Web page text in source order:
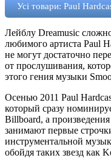
Усі товари: Paul
Лейблу Dreamusic
любимого артиста Paul
не могут достаточно
от прослушивания,
этого гения музыки
Осенью 2011 Paul
который сразу
Billboard, а
занимают первые
инструментальной
обойдя таких звезд как